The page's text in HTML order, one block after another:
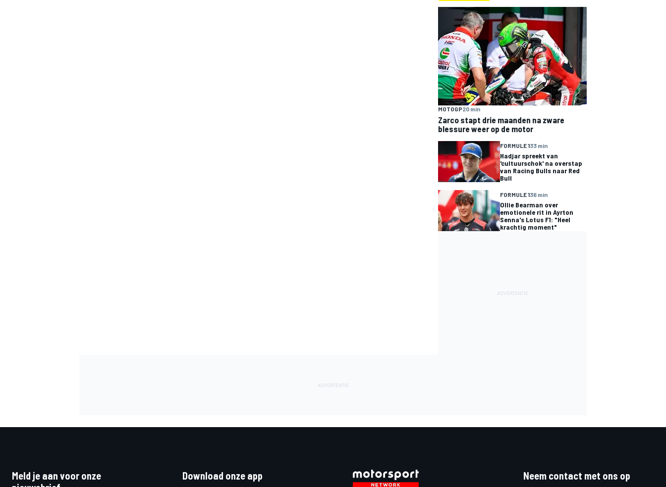
MOTOGP20 min
Zarco stapt drie maanden na zware
blessure weer op de motor
FORMULE 133 min
Hadjar spreekt van
'cultuurschok' na overstap
van Racing Bulls naar Red
Bull
FORMULE 136 min
Ollie Bearman over
emotionele rit in Ayrton
Senna's Lotus F1: "Heel
krachtig moment"
Meld je aan voor onze
Download onze app Neem contact met ons op